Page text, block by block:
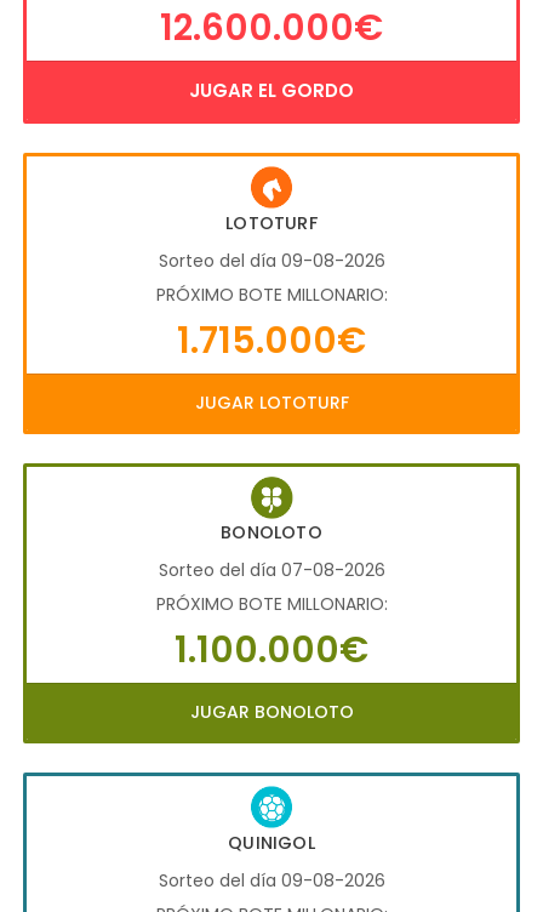
12.600.000€
JUGAR EL GORDO
LOTOTURF
Sorteo del día 09-08-2026
PRÓXIMO BOTE MILLONARIO:
1.715.000€
JUGAR LOTOTURF
BONOLOTO
Sorteo del día 07-08-2026
PRÓXIMO BOTE MILLONARIO:
1.100.000€
JUGAR BONOLOTO
QUINIGOL
Sorteo del día 09-08-2026